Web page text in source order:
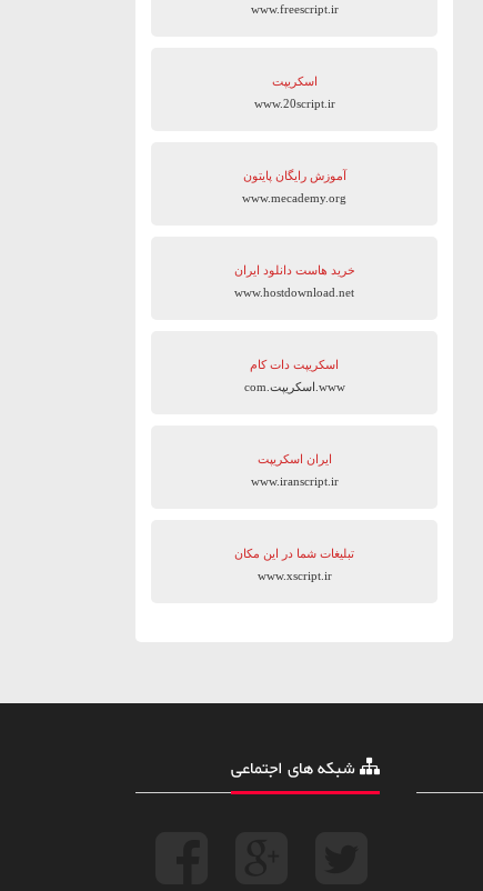
www.freescript.ir
اسکریپت
www.20script.ir
آموزش رایگان پایتون
www.mecademy.org
خرید هاست دانلود ایران
www.hostdownload.net
اسکریپت دات کام
www.اسکریپت.com
ایران اسکریپت
www.iranscript.ir
تبلیغات شما در این مکان
www.xscript.ir
شبکه های اجتماعی